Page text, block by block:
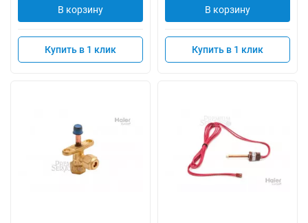
В корзину
Купить в 1 клик
В корзину
Купить в 1 клик